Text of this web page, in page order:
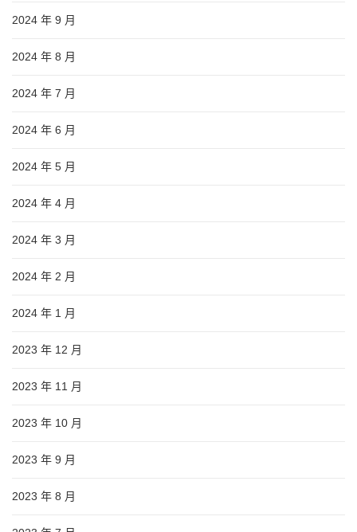
2024 年 9 月
2024 年 8 月
2024 年 7 月
2024 年 6 月
2024 年 5 月
2024 年 4 月
2024 年 3 月
2024 年 2 月
2024 年 1 月
2023 年 12 月
2023 年 11 月
2023 年 10 月
2023 年 9 月
2023 年 8 月